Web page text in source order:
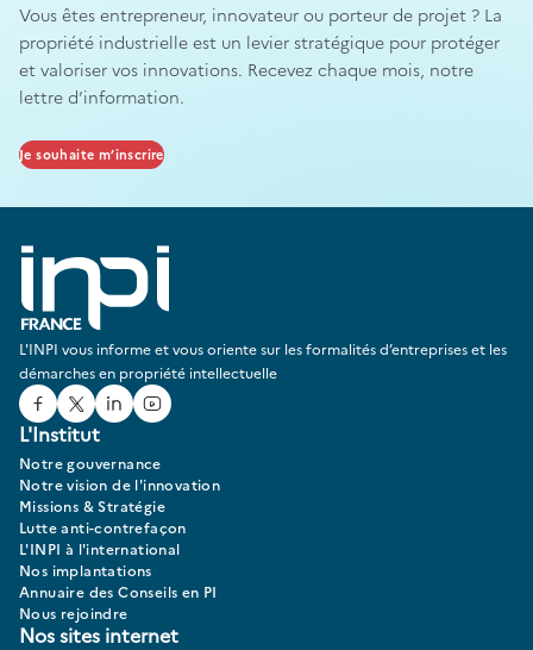
Vous êtes entrepreneur, innovateur ou porteur de projet ? La
propriété industrielle est un levier stratégique pour protéger
et valoriser vos innovations. Recevez chaque mois, notre
lettre d’information.
Je souhaite m’inscrire
L'INPI vous informe et vous oriente sur les formalités d’entreprises et les
démarches en propriété intellectuelle
Facebook
TwitterLinked In
Youtube
L'Institut
Notre gouvernance
Notre vision de l'innovation
Missions & Stratégie
Lutte anti-contrefaçon
L'INPI à l'international
Nos implantations
Annuaire des Conseils en PI
Nous rejoindre
Nos sites internet